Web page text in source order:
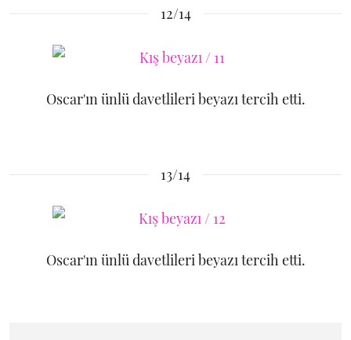
12/14
Oscar'ın ünlü davetlileri beyazı tercih etti.
13/14
Oscar'ın ünlü davetlileri beyazı tercih etti.